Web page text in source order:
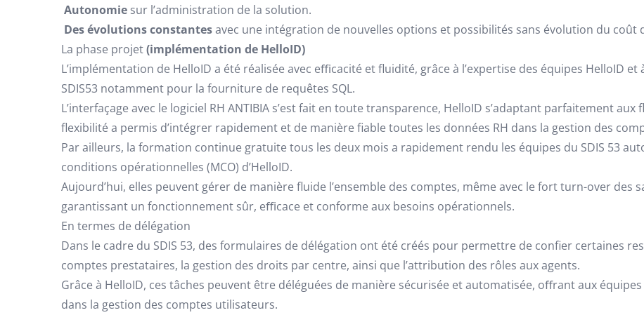
Autonomie sur l’administration de la solution.
Des évolutions constantesavec une intégration de nouvelles options et possibilités sans évolution du coût
La phase projet(implémentation de HelloID)
L’implémentation de HelloID a été réalisée avec eﬃcacité et fluidité, grâce à l’expertise des équipes HelloID
SDIS53 notamment pour la fourniture de requêtes SQL.
L’interfaçage avec le logiciel RH ANTIBIA s’est fait en toute transparence, HelloID s’adaptant parfaitement
flexibilité a permis d’intégrer rapidement et de manière fiable toutes les données RH dans la gestion des
Par ailleurs, la formation continue gratuite tous les deux mois a rapidement rendu les équipes du SDIS 53
conditions opérationnelles (MCO) d’HelloID.
Aujourd’hui, elles peuvent gérer de manière fluide l’ensemble des comptes, même avec le fort turn-over
garantissant un fonctionnement sûr, eﬃcace et conforme aux besoins opérationnels.
En termes de délégation
Dans le cadre du SDIS 53, des formulaires de délégation ont été créés pour permettre de confier certaines
comptes prestataires, la gestion des droits par centre, ainsi que l’attribution des rôles aux agents.
Grâce à HelloID, ces tâches peuvent être déléguées de manière sécurisée et automatisée, oﬀrant aux
dans la gestion des comptes utilisateurs.